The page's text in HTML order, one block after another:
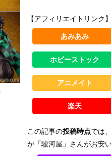
【アフィリエイトリンク
あみあみ
ホビーストック
アニメイト
楽天
この記事の投稿時点では
が「駿河屋」さんがお安